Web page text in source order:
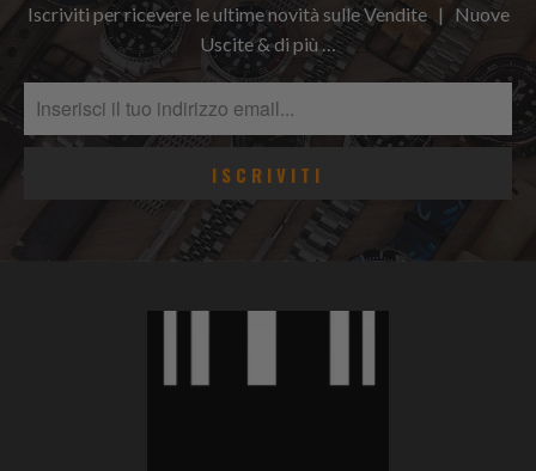
Iscriviti per ricevere le ultime novità sulle Vendite | Nuove
Uscite & di più …